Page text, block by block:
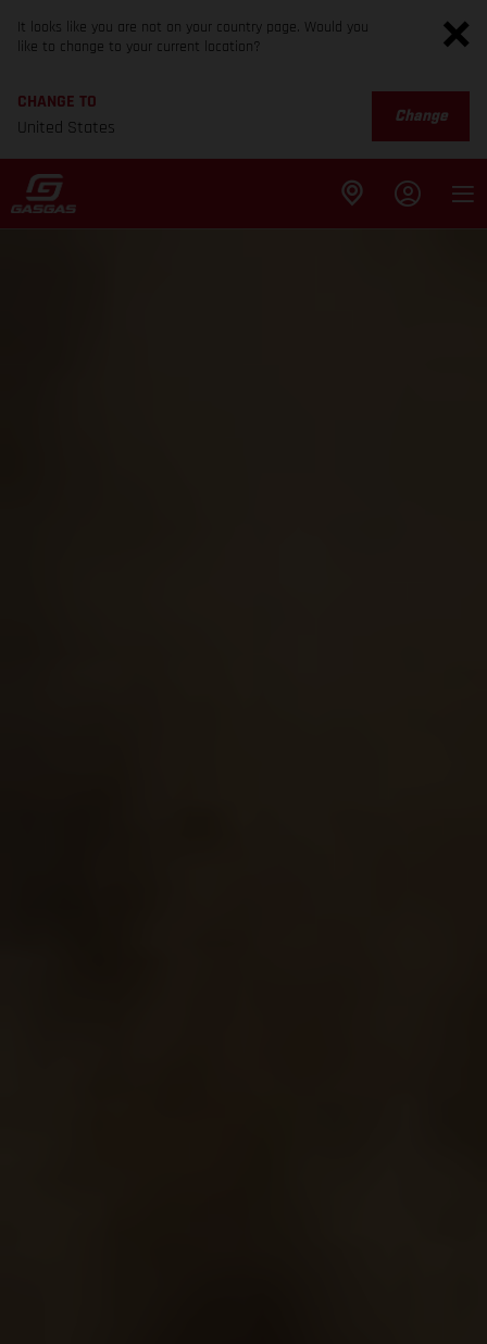
It looks like you are not on your country page. Would you
like to change to your current location?
CHANGE TO
United States
Change